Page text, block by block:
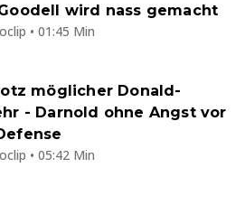
wird nass gemacht
• 01:45 Min
möglicher Donald-
- Darnold ohne Angst vor
• 05:42 Min